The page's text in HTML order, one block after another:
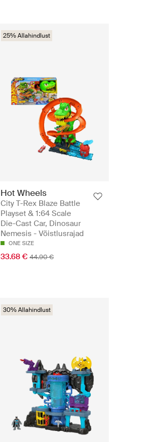
25% Allahindlust
Hot Wheels
City T-Rex Blaze Battle
Playset & 1:64 Scale
Die-Cast Car, Dinosaur
Nemesis - Võistlusrajad
ONE SIZE
33.68 € 44.90 €
30% Allahindlust